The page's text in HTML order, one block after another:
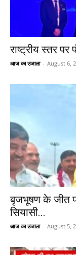
राष्ट्रीय स्तर
आज का उजाला - August 6,
बृजभूषण के जीत
सियासी...
आज का उजाला - August 5,